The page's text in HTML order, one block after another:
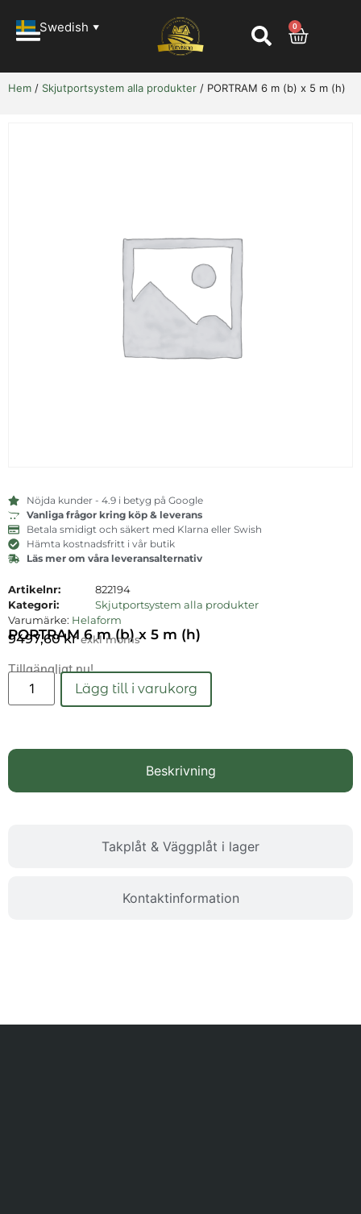
Swedish ▼ 0
Hem / Skjutportsystem alla produkter / PORTRAM 6 m (b) x 5 m (h)
Nöjda kunder - 4.9 i betyg på Google
Vanliga frågor kring köp & leverans
Betala smidigt och säkert med Klarna eller Swish
Hämta kostnadsfritt i vår butik
Läs mer om våra leveransalternativ
Artikelnr:
822194
Kategori:
Skjutportsystem alla produkter
Varumärke: Helaform
PORTRAM 6 m (b) x 5 m (h)
9497,60kr exkl moms
Tillgängligt nu!
Läs mer
Lägg till i varukorg
Beskrivning
Takplåt & Väggplåt i lager
Kontaktinformation